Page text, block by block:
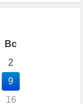
Вс
2
9
16